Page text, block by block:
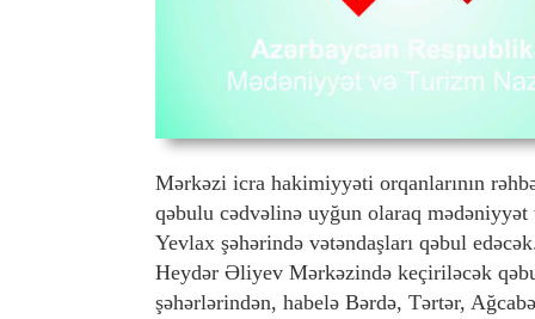
Mərkəzi icra hakimiyyəti orqanlarının
qəbulu cədvəlinə uyğun olaraq
Yevlax şəhərində vətəndaşları qəbul
Heydər Əliyev Mərkəzində keçiriləcək
şəhərlərindən, habelə Bərdə, Tərtər,